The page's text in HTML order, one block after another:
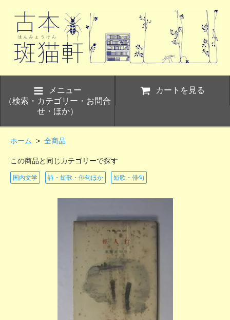
メニュー
（検索・カテゴリー・お問合
せ・ほか）
カートを見る
ホーム > 全商品
この商品と同じカテゴリーで探す
国内文学 詩・短歌・俳句ほか 短歌・俳句